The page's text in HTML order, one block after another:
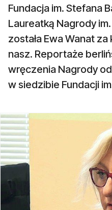
Fundacja im. Stefana
Laureatką Nagrody
została Ewa Wanat
nasz. Reportaże
wręczenia Nagrody
w siedzibie Fundacji